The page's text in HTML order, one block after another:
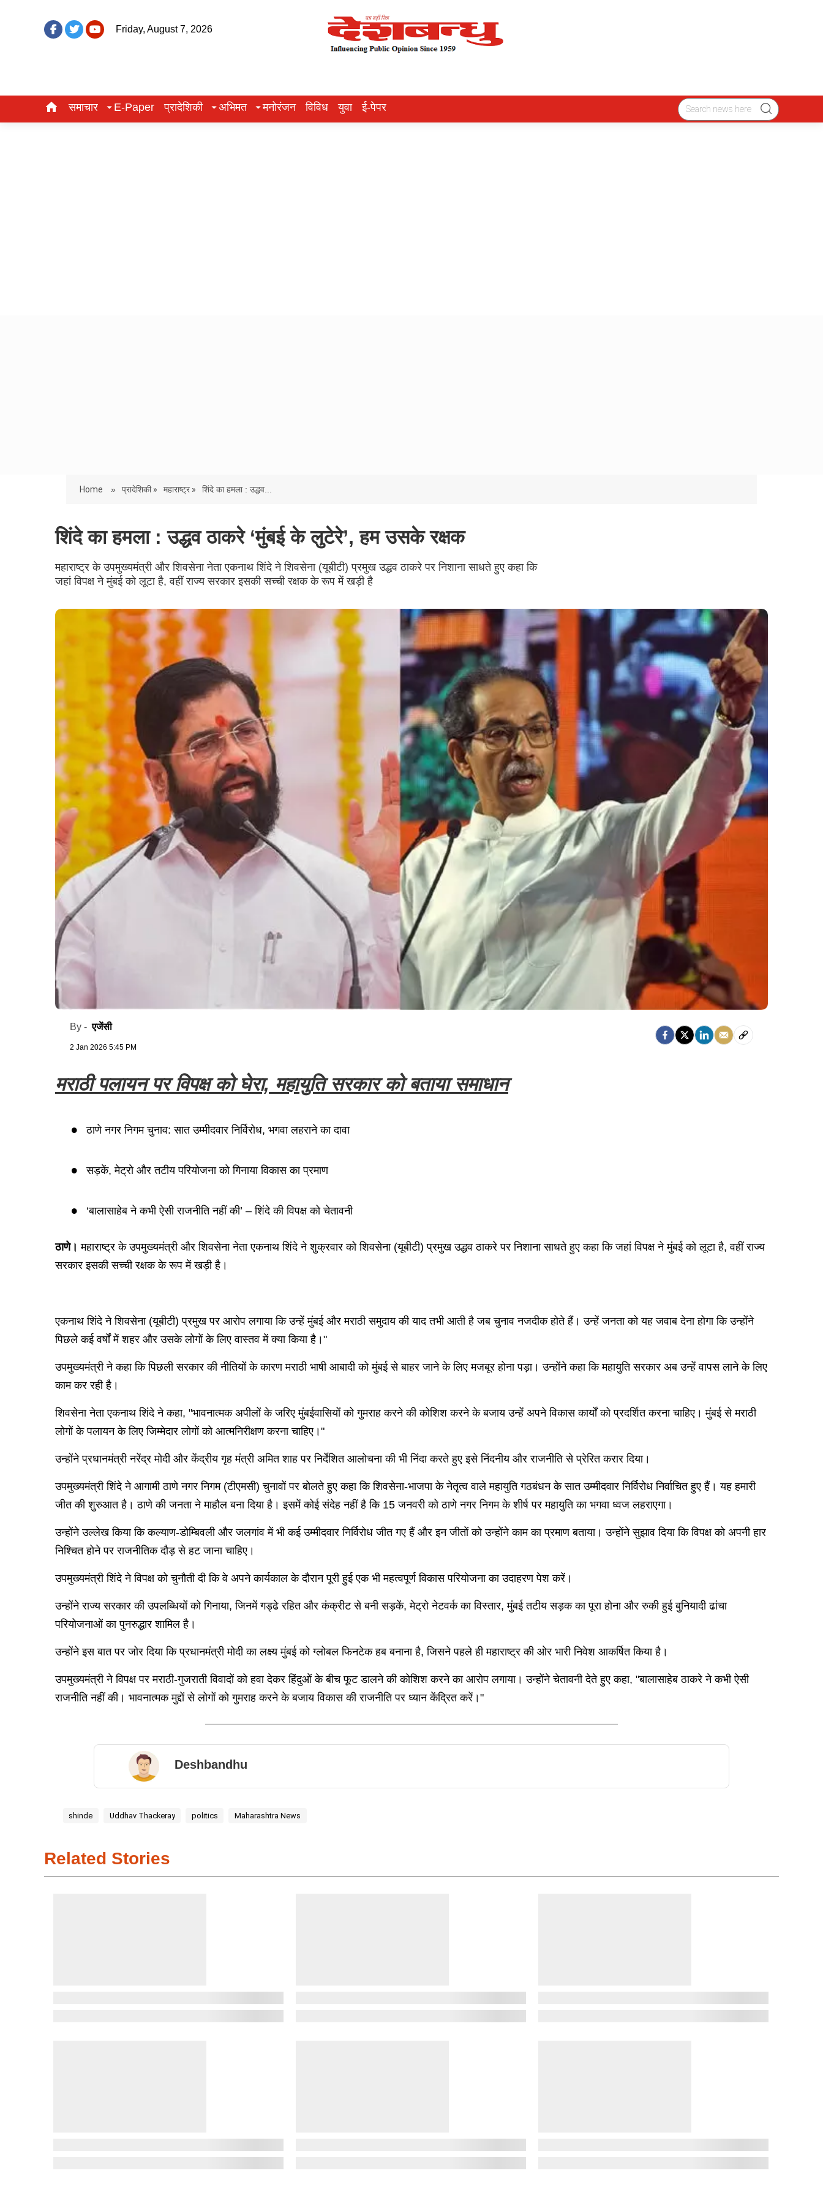
Friday, August 7, 2026
समाचार E-Paper प्रादेशिकी अभिमत मनोरंजन विविध युवा ई-पेपर
Home » प्रादेशिकी » महाराष्ट्र » शिंदे का हमला : उद्धव...
शिंदे का हमला : उद्धव ठाकरे ‘मुंबई के लुटेरे’, हम उसके रक्षक
महाराष्ट्र के उपमुख्यमंत्री और शिवसेना नेता एकनाथ शिंदे ने शिवसेना (यूबीटी) प्रमुख उद्धव ठाकरे पर निशाना साधते हुए कहा कि
जहां विपक्ष ने मुंबई को लूटा है, वहीं राज्य सरकार इसकी सच्ची रक्षक के रूप में खड़ी है
By -एजेंसी
2 Jan 2026 5:45 PM
मराठी पलायन पर विपक्ष को घेरा, महायुति सरकार को बताया समाधान
ठाणे नगर निगम चुनाव: सात उम्मीदवार निर्विरोध, भगवा लहराने का दावा
सड़कें, मेट्रो और तटीय परियोजना को गिनाया विकास का प्रमाण
‘बालासाहेब ने कभी ऐसी राजनीति नहीं की’ – शिंदे की विपक्ष को चेतावनी
ठाणे। महाराष्ट्र के उपमुख्यमंत्री और शिवसेना नेता एकनाथ शिंदे ने शुक्रवार को शिवसेना (यूबीटी) प्रमुख उद्धव ठाकरे पर निशाना साधते हुए कहा कि जहां विपक्ष ने मुंबई को लूटा है, वहीं राज्य
सरकार इसकी सच्ची रक्षक के रूप में खड़ी है।
एकनाथ शिंदे ने शिवसेना (यूबीटी) प्रमुख पर आरोप लगाया कि उन्हें मुंबई और मराठी समुदाय की याद तभी आती है जब चुनाव नजदीक होते हैं। उन्हें जनता को यह जवाब देना होगा कि उन्होंने
पिछले कई वर्षों में शहर और उसके लोगों के लिए वास्तव में क्या किया है।"
उपमुख्यमंत्री ने कहा कि पिछली सरकार की नीतियों के कारण मराठी भाषी आबादी को मुंबई से बाहर जाने के लिए मजबूर होना पड़ा। उन्होंने कहा कि महायुति सरकार अब उन्हें वापस लाने के लिए
काम कर रही है।
शिवसेना नेता एकनाथ शिंदे ने कहा, "भावनात्मक अपीलों के जरिए मुंबईवासियों को गुमराह करने की कोशिश करने के बजाय उन्हें अपने विकास कार्यों को प्रदर्शित करना चाहिए। मुंबई से मराठी
लोगों के पलायन के लिए जिम्मेदार लोगों को आत्मनिरीक्षण करना चाहिए।"
उन्होंने प्रधानमंत्री नरेंद्र मोदी और केंद्रीय गृह मंत्री अमित शाह पर निर्देशित आलोचना की भी निंदा करते हुए इसे निंदनीय और राजनीति से प्रेरित करार दिया।
उपमुख्यमंत्री शिंदे ने आगामी ठाणे नगर निगम (टीएमसी) चुनावों पर बोलते हुए कहा कि शिवसेना-भाजपा के नेतृत्व वाले महायुति गठबंधन के सात उम्मीदवार निर्विरोध निर्वाचित हुए हैं। यह हमारी
जीत की शुरुआत है। ठाणे की जनता ने माहौल बना दिया है। इसमें कोई संदेह नहीं है कि 15 जनवरी को ठाणे नगर निगम के शीर्ष पर महायुति का भगवा ध्वज लहराएगा।
उन्होंने उल्लेख किया कि कल्याण-डोम्बिवली और जलगांव में भी कई उम्मीदवार निर्विरोध जीत गए हैं और इन जीतों को उन्होंने काम का प्रमाण बताया। उन्होंने सुझाव दिया कि विपक्ष को अपनी हार
निश्चित होने पर राजनीतिक दौड़ से हट जाना चाहिए।
उपमुख्यमंत्री शिंदे ने विपक्ष को चुनौती दी कि वे अपने कार्यकाल के दौरान पूरी हुई एक भी महत्वपूर्ण विकास परियोजना का उदाहरण पेश करें।
उन्होंने राज्य सरकार की उपलब्धियों को गिनाया, जिनमें गड्ढे रहित और कंक्रीट से बनी सड़कें, मेट्रो नेटवर्क का विस्तार, मुंबई तटीय सड़क का पूरा होना और रुकी हुई बुनियादी ढांचा
परियोजनाओं का पुनरुद्धार शामिल है।
उन्होंने इस बात पर जोर दिया कि प्रधानमंत्री मोदी का लक्ष्य मुंबई को ग्लोबल फिनटेक हब बनाना है, जिसने पहले ही महाराष्ट्र की ओर भारी निवेश आकर्षित किया है।
उपमुख्यमंत्री ने विपक्ष पर मराठी-गुजराती विवादों को हवा देकर हिंदुओं के बीच फूट डालने की कोशिश करने का आरोप लगाया। उन्होंने चेतावनी देते हुए कहा, "बालासाहेब ठाकरे ने कभी ऐसी
राजनीति नहीं की। भावनात्मक मुद्दों से लोगों को गुमराह करने के बजाय विकास की राजनीति पर ध्यान केंद्रित करें।"
Deshbandhu
shinde Uddhav Thackeray politics Maharashtra News
Related Stories